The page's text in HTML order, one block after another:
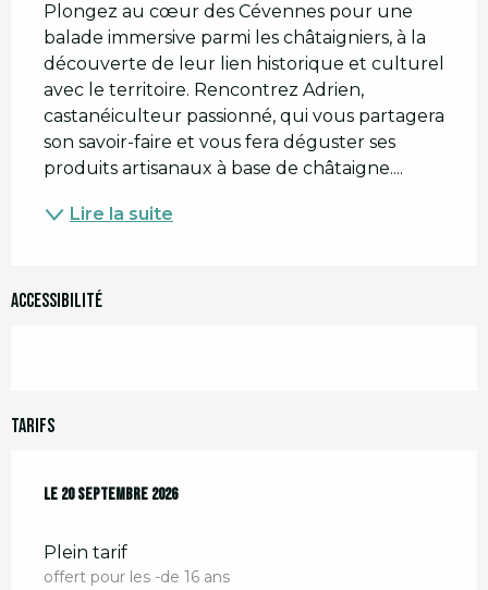
Plongez au cœur des Cévennes pour une
balade immersive parmi les châtaigniers, à la
découverte de leur lien historique et culturel
avec le territoire. Rencontrez Adrien,
castanéiculteur passionné, qui vous partagera
son savoir-faire et vous fera déguster ses
produits artisanaux à base de châtaigne....
Lire la suite
Accessibilité
Tarifs
Le 20 septembre 2026
Le 20 septembre 2026
Plein tarif
offert pour les -de 16 ans